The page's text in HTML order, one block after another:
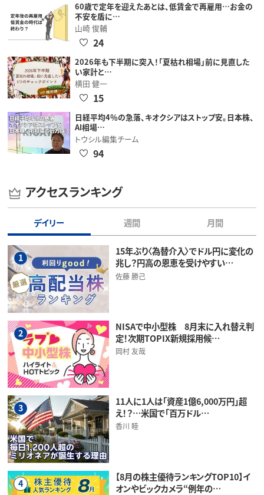
60歳で定年を迎えたあとは、低賃金で再雇用…お金の
不安を盾に…
山崎 俊輔
24
2026年も下半期に突入！「夏枯れ相場」前に見直した
い家計と…
横田 健一
15
日経平均4％の急落、キオクシアはストップ安。日本株、
AI相場…
トウシル編集チーム
94
アクセスランキング
デイリー 週間 月間
1
15年ぶり〈為替介入〉でドル円に変化の
兆し？円高の恩恵を受けやすい…
佐藤 勝己
2
NISAで中小型株 8月末に入れ替え判
定！次期TOPIX新規採用候…
岡村 友哉
3
11人に1人は「資産1億6,000万円」超
え！？…米国で「百万ドル…
香川 睦
4
【8月の株主優待ランキングTOP10】イ
オンやビックカメラ“例年の…